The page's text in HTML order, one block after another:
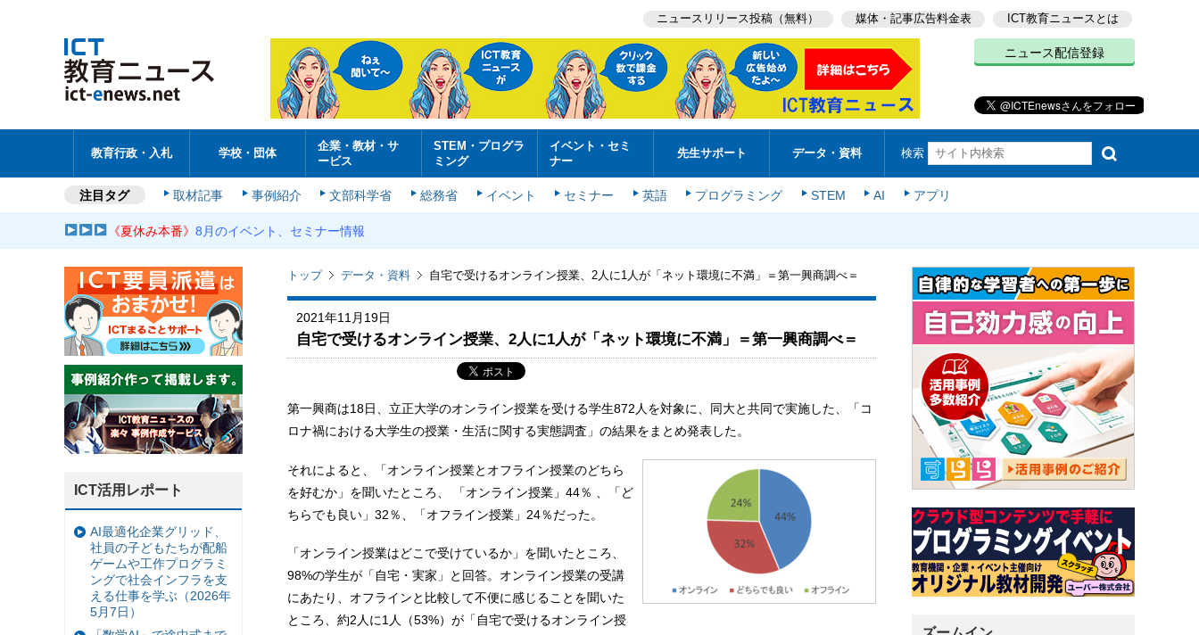
ニュースリリース投稿（無料） 媒体・記事広告料金表 ICT教育ニュースとは
ニュース配信登録
教育行政・入札 学校・団体
企業・教材・サ
ービス
STEM・プログラ
ミング
イベント・セミ
ナー
先生サポート データ・資料 検索
注目タグ 取材記事 事例紹介 文部科学省 総務省 イベント セミナー 英語 プログラミング STEM AI アプリ
《夏休み本番》8月のイベント、セミナー情報
トップ データ・資料 自宅で受けるオンライン授業、2人に1人が「ネット環境に不満」＝第一興商調べ＝
2021年11月19日
自宅で受けるオンライン授業、2人に1人が「ネット環境に不満」＝第一興商調べ＝
第一興商は18日、立正大学のオンライン授業を受ける学生872人を対象に、同大と共同で実施した、「コ
ロナ禍における大学生の授業・生活に関する実態調査」の結果をまとめ発表した。
それによると、「オンライン授業とオフライン授業のどちら
を好むか」を聞いたところ、 「オンライン授業」44％ 、「ど
ちらでも良い」32％、「オフライン授業」24％だった。
「オンライン授業はどこで受けているか」を聞いたところ、
98%の学生が「自宅・実家」と回答。オンライン授業の受講
にあたり、オフラインと比較して不便に感じることを聞いた
ところ、約2人に1人（53%）が「自宅で受けるオンライン授
ICT活用レポート
AI最適化企業グリッド、
社員の子どもたちが配船
ゲームや工作プログラミ
ングで社会インフラを支
える仕事を学ぶ（2026年
5月7日）